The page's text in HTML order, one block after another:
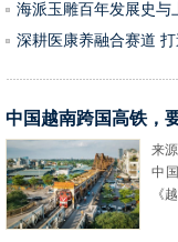
海派玉雕百年发展史与
深耕医康养融合赛道
中国越南跨国高铁，
来
中
《